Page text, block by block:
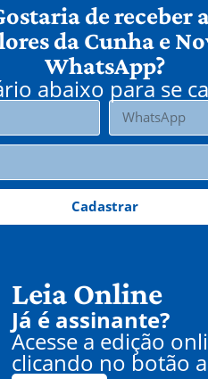
de receber
da Cunha e
WhatsApp?
abaixo para se
Cadastrar
Leia Online
Já é assinante?
Acesse a edição
clicando no botão